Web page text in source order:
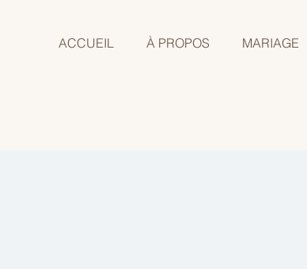
ACCUEIL À PROPOS MARIAGE